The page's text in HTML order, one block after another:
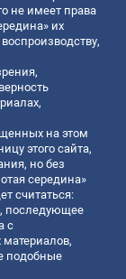
не имеет права
их
на этом
этого сайта,
но без
середина»
считаться:
последующее
с
подобные